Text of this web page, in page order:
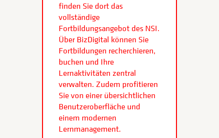
finden Sie dort das
vollständige
Fortbildungsangebot des NSI.
Über BizDigital können Sie
Fortbildungen recherchieren,
buchen und Ihre
Lernaktivitäten zentral
verwalten. Zudem profitieren
Sie von einer übersichtlichen
Benutzeroberfläche und
einem modernen
Lernmanagement.